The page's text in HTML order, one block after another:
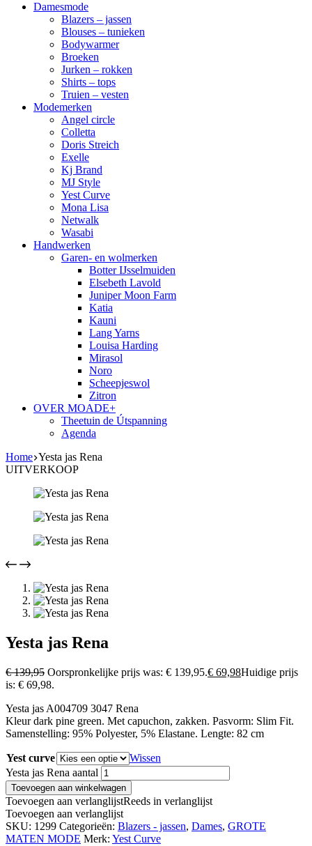
Damesmode
Blazers – jassen
Blouses – tunieken
Bodywarmer
Broeken
Jurken – rokken
Shirts – tops
Truien – vesten
Modemerken
Angel circle
Colletta
Doris Streich
Exelle
Kj Brand
MJ Style
Yest Curve
Mona Lisa
Netwalk
Wasabi
Handwerken
Garen- en wolmerken
Botter IJsselmuiden
Elsebeth Lavold
Juniper Moon Farm
Katia
Kauni
Lang Yarns
Louisa Harding
Mirasol
Noro
Scheepjeswol
Zitron
OVER MOADE+
Theetuin de Útspanning
Agenda
Home Yesta jas Rena
UITVERKOOP
Yesta jas Rena
€139,95 Oorspronkelijke prijs was: € 139,95.€ 69,98Huidige prijs
is: € 69,98.
Yesta jas A004709 3047 Rena
Kleur dark pine green. Met capuchon, zakken. Pasvorm: Slim Fit.
Samenstelling: 95% Polyester, 5% Elastane. Lengte: 82 cm
Yest curve
Wissen
Yesta jas Rena aantal
Toevoegen aan winkelwagen
Toevoegen aan verlanglijstReeds in verlanglijst
Toevoegen aan verlanglijst
SKU: 1299 Categorieën: Blazers - jassen, Dames, GROTE
MATEN MODE Merk: Yest Curve